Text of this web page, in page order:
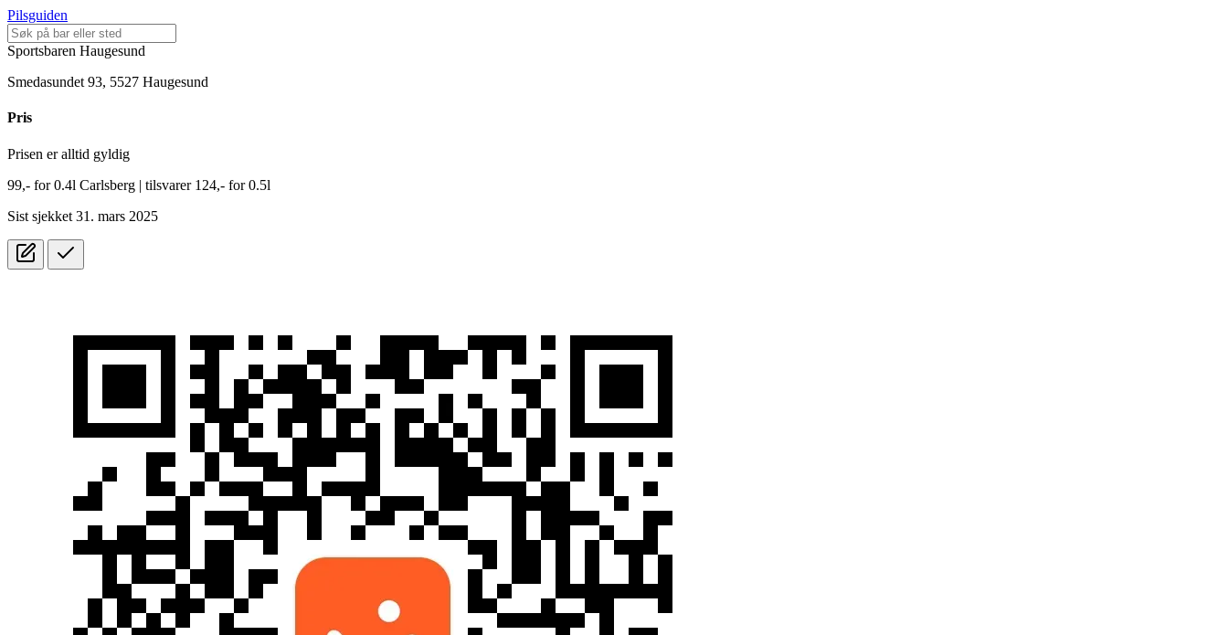
Pilsguiden
Sportsbaren Haugesund
Smedasundet 93, 5527 Haugesund
Pris
Prisen er alltid gyldig
99,- for0.4l Carlsberg | tilsvarer 124,- for 0.5l
Sist sjekket 31. mars 2025